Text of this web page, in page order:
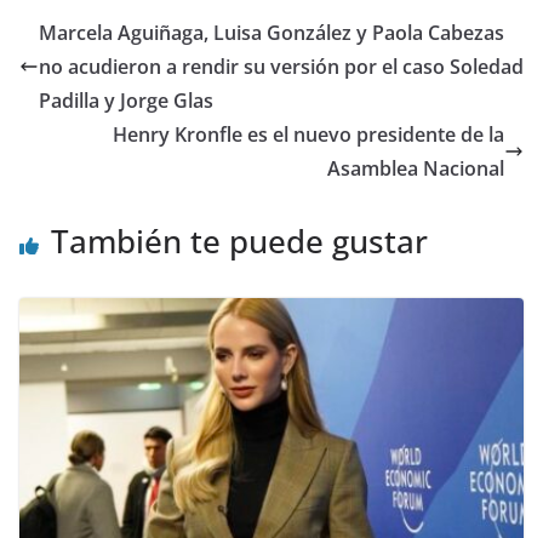
er e
b
o
o
s
A
p
p
gr
a
di
t
l e
dI
p
ar
Marcela Aguiñaga, Luisa González y Paola Cabezas
no acudieron a rendir su versión por el caso Soledad
Padilla y Jorge Glas
Henry Kronfle es el nuevo presidente de la
Asamblea Nacional
También te puede gustar